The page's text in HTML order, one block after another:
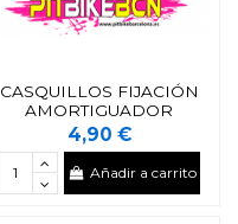
CASQUILLOS FIJACIÓN
AMORTIGUADOR
4,90 €
Añadir a carrito